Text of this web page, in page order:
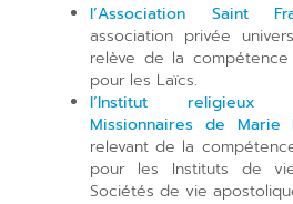
l’Association Saint
association privée
relève de la compétence
pour les Laïcs.
l’Institut religieux
Missionnaires de Marie
relevant de la
pour les Instituts de
Sociétés de vie